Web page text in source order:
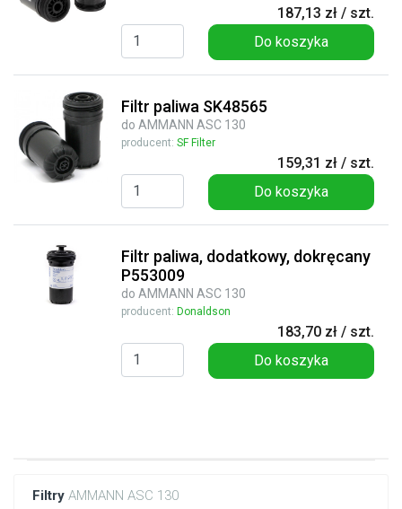
Filtry AMMANN ASC 130
187,13 zł / szt.
Do koszyka
Filtr paliwa SK48565
do AMMANN ASC 130
producent: SF Filter
159,31 zł / szt.
Do koszyka
Filtr paliwa, dodatkowy, dokręcany
P553009
do AMMANN ASC 130
producent: Donaldson
183,70 zł / szt.
Do koszyka